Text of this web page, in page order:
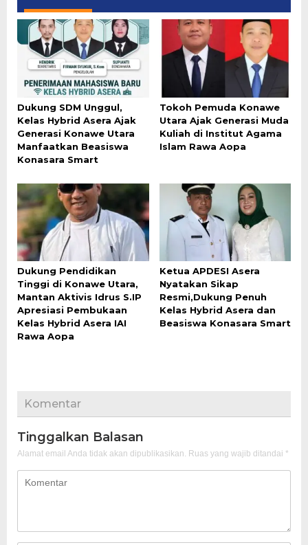
Dukung SDM Unggul,
Kelas Hybrid Asera Ajak
Generasi Konawe Utara
Manfaatkan Beasiswa
Konasara Smart
Tokoh Pemuda Konawe
Utara Ajak Generasi Muda
Kuliah di Institut Agama
Islam Rawa Aopa
Dukung Pendidikan
Tinggi di Konawe Utara,
Mantan Aktivis Idrus S.IP
Apresiasi Pembukaan
Kelas Hybrid Asera IAI
Rawa Aopa
Ketua APDESI Asera
Nyatakan Sikap
Resmi,Dukung Penuh
Kelas Hybrid Asera dan
Beasiswa Konasara Smart
Komentar
Tinggalkan Balasan
Alamat email Anda tidak akan dipublikasikan. Ruas yang wajib ditandai *